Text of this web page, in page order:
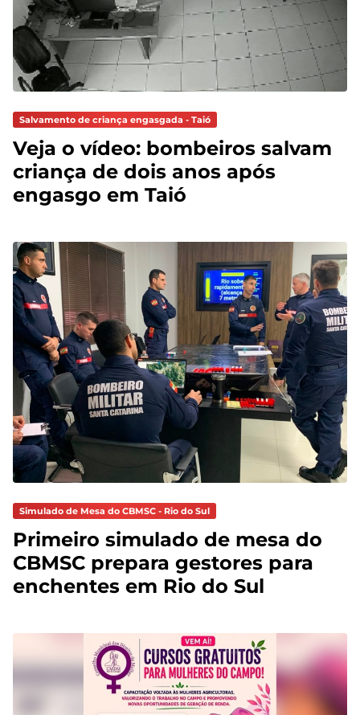
Salvamento de criança engasgada - Taió
Veja o vídeo: bombeiros salvam
criança de dois anos após
engasgo em Taió
Simulado de Mesa do CBMSC - Rio do Sul
Primeiro simulado de mesa do
CBMSC prepara gestores para
enchentes em Rio do Sul